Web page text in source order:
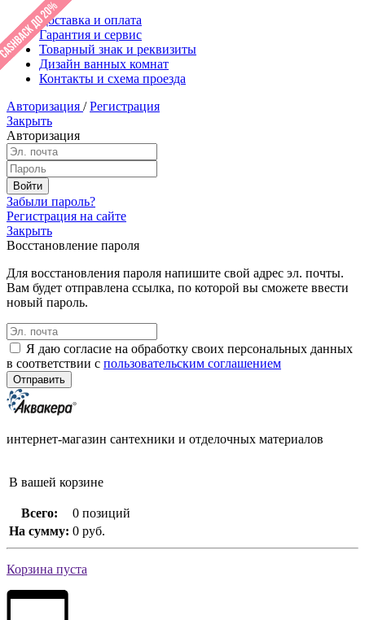
Доставка и оплата
Гарантия и сервис
Товарный знак и реквизиты
Дизайн ванных комнат
Контакты и схема проезда
Авторизация / Регистрация
Закрыть
Авторизация
Забыли пароль?
Регистрация на сайте
Закрыть
Восстановление пароля
Для восстановления пароля напишите свой адрес эл. почты.
Вам будет отправлена ссылка, по которой вы сможете ввести
новый пароль.
Я даю согласие на обработку своих персональных данных
в соответствии с пользовательским соглашением
интернет-магазин сантехники и отделочных материалов
В вашей корзине
Всего:
0 позиций
На сумму: 0 руб.
Корзина пуста